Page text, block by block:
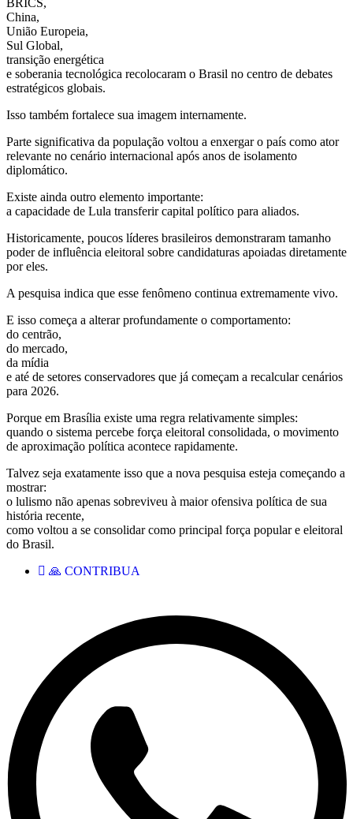
BRICS,
China,
União Europeia,
Sul Global,
transição energética
e soberania tecnológica recolocaram o Brasil no centro de debates
estratégicos globais.
Isso também fortalece sua imagem internamente.
Parte significativa da população voltou a enxergar o país como ator
relevante no cenário internacional após anos de isolamento
diplomático.
Existe ainda outro elemento importante:
a capacidade de Lula transferir capital político para aliados.
Historicamente, poucos líderes brasileiros demonstraram tamanho
poder de influência eleitoral sobre candidaturas apoiadas diretamente
por eles.
A pesquisa indica que esse fenômeno continua extremamente vivo.
E isso começa a alterar profundamente o comportamento:
do centrão,
do mercado,
da mídia
e até de setores conservadores que já começam a recalcular cenários
para 2026.
Porque em Brasília existe uma regra relativamente simples:
quando o sistema percebe força eleitoral consolidada, o movimento
de aproximação política acontece rapidamente.
Talvez seja exatamente isso que a nova pesquisa esteja começando a
mostrar:
o lulismo não apenas sobreviveu à maior ofensiva política de sua
história recente,
como voltou a se consolidar como principal força popular e eleitoral
do Brasil.
🙏 CONTRIBUA